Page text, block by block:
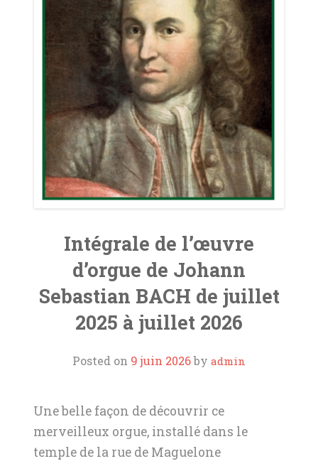
L’AOTM
SOUTIENS ET LIENS
CONTACT
Intégrale de l’œuvre
d’orgue de Johann
Sebastian BACH de juillet
2025 à juillet 2026
Posted on 9 juin 2026by admin
Une belle façon de découvrir ce
merveilleux orgue, installé dans le
temple de la rue de Maguelone